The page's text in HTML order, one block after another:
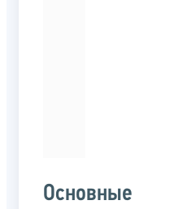
Основные